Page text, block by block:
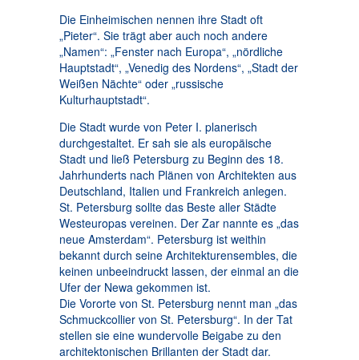
Die Einheimischen nennen ihre Stadt oft
„Pieter“. Sie trägt aber auch noch andere
„Namen“: „Fenster nach Europa“, „nördliche
Hauptstadt“, „Venedig des Nordens“, „Stadt der
Weißen Nächte“ oder „russische
Kulturhauptstadt“.
Die Stadt wurde von Peter I. planerisch
durchgestaltet. Er sah sie als europäische
Stadt und ließ Petersburg zu Beginn des 18.
Jahrhunderts nach Plänen von Architekten aus
Deutschland, Italien und Frankreich anlegen.
St. Petersburg sollte das Beste aller Städte
Westeuropas vereinen. Der Zar nannte es „das
neue Amsterdam“. Petersburg ist weithin
bekannt durch seine Architekturensembles, die
keinen unbeeindruckt lassen, der einmal an die
Ufer der Newa gekommen ist.
Die Vororte von St. Petersburg nennt man „das
Schmuckcollier von St. Petersburg“. In der Tat
stellen sie eine wundervolle Beigabe zu den
architektonischen Brillanten der Stadt dar.